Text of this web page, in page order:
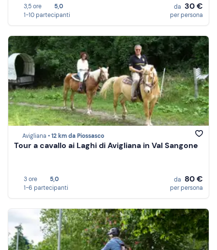
3,5 ore
5,0
1-10 partecipanti
da 30 €
per persona
Avigliana •12 km da Piossasco
Tour a cavallo ai Laghi di Avigliana in Val Sangone
3 ore
5,0
1-6 partecipanti
da 80 €
per persona